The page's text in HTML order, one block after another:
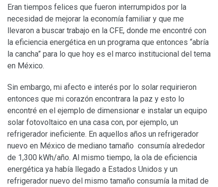
Eran tiempos felices que fueron interrumpidos por la
necesidad de mejorar la economía familiar y que me
llevaron a buscar trabajo en la CFE, donde me encontré con
la eficiencia energética en un programa que entonces “abría
la cancha” para lo que hoy es el marco institucional del tema
en México.
Sin embargo, mi afecto e interés por lo solar requirieron
entonces que mi corazón encontrara la paz y esto lo
encontré en el ejemplo de dimensionar e instalar un equipo
solar fotovoltaico en una casa con, por ejemplo, un
refrigerador ineficiente. En aquellos años un refrigerador
nuevo en México de mediano tamaño consumía alrededor
de 1,300 kWh/año. Al mismo tiempo, la ola de eficiencia
energética ya había llegado a Estados Unidos y un
refrigerador nuevo del mismo tamaño consumía la mitad de